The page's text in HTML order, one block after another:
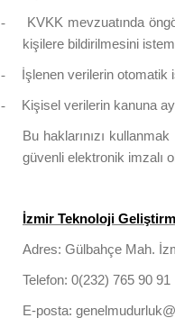
-
KVKK mevzuatında
kişilere bildirilmesini
- İşlenen verilerin otomatik
-
Kişisel verilerin kanuna
Bu haklarınızı
güvenli elektronik imzalı
İzmir Teknoloji
Adres: Gülbahçe Mah.
Telefon: 0(232) 765 90 91
E-posta: